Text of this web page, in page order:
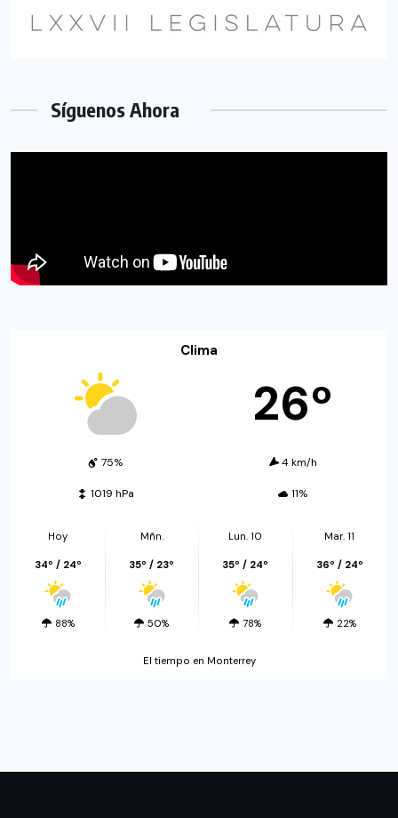
Síguenos Ahora
Clima
26º
75% 4 km/h
1019 hPa 11%
Hoy
34º / 24º
88%
Mñn.
35º / 23º
50%
Lun. 10
35º / 24º
78%
Mar. 11
36º / 24º
22%
El tiempo en Monterrey